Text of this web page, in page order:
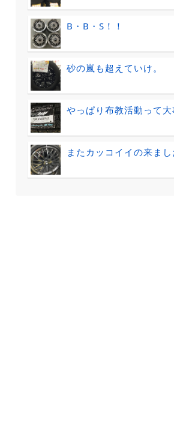
B・B・S！！
砂の嵐も超えていけ。
やっぱり布教活動って
またカッコイイの来まし